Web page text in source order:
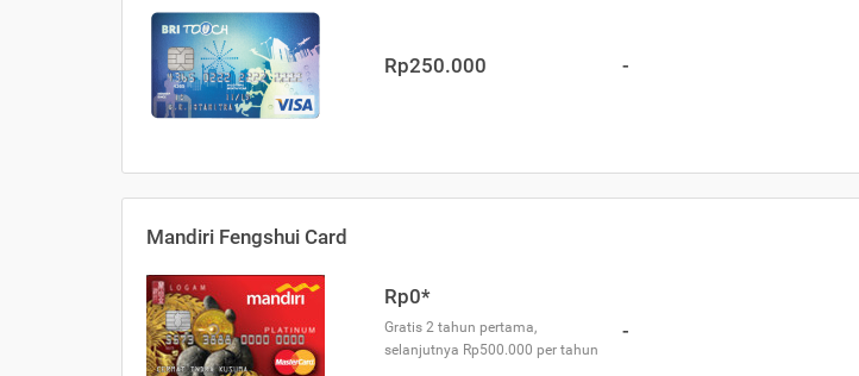
Rp250.000 -
Mandiri Fengshui Card
Rp0*
Gratis 2 tahun pertama,
selanjutnya Rp500.000 per tahun
-